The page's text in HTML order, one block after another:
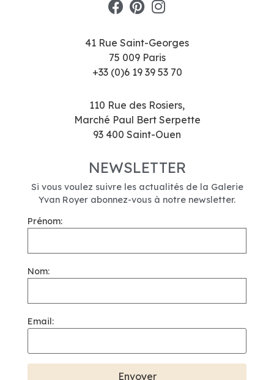
41 Rue Saint-Georges
75 009 Paris
+33 (0)6 19 39 53 70
110 Rue des Rosiers,
Marché Paul Bert Serpette
93 400 Saint-Ouen
NEWSLETTER
Si vous voulez suivre les actualités de la Galerie
Yvan Royer abonnez-vous à notre newsletter.
Prénom:
Nom:
Email: